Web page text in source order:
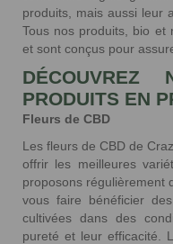
produits, mais aussi leur
Tous nos produits, bio et
et sont conçus pour
DÉCOUVREZ
PRODUITS EN
Fleurs de CBD
Les fleurs de CBD de
offrir les meilleures
proposons régulièrement
vous faire bénéficier
cultivées dans des
pureté et leur efficacité.